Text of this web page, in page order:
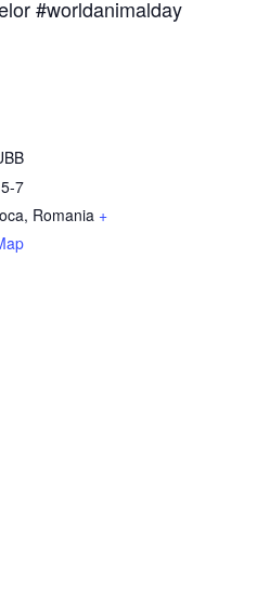
#worldanimalday
7
, Romania +